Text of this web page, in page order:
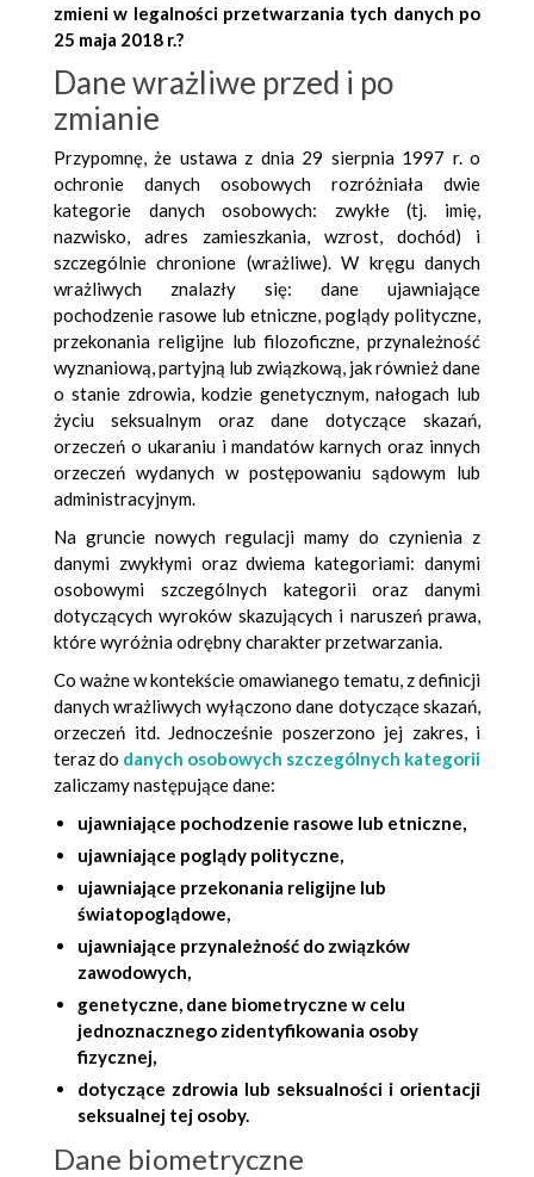
zmieni w legalności przetwarzania tych danych po
25 maja 2018 r.?
Dane wrażliwe przed i po
zmianie
Przypomnę, że ustawa z dnia 29 sierpnia 1997 r. o
ochronie danych osobowych rozróżniała dwie
kategorie danych osobowych: zwykłe (tj. imię,
nazwisko, adres zamieszkania, wzrost, dochód) i
szczególnie chronione (wrażliwe). W kręgu danych
wrażliwych znalazły się: dane ujawniające
pochodzenie rasowe lub etniczne, poglądy polityczne,
przekonania religijne lub filozoficzne, przynależność
wyznaniową, partyjną lub związkową, jak również dane
o stanie zdrowia, kodzie genetycznym, nałogach lub
życiu seksualnym oraz dane dotyczące skazań,
orzeczeń o ukaraniu i mandatów karnych oraz innych
orzeczeń wydanych w postępowaniu sądowym lub
administracyjnym.
Na gruncie nowych regulacji mamy do czynienia z
danymi zwykłymi oraz dwiema kategoriami: danymi
osobowymi szczególnych kategorii oraz danymi
dotyczących wyroków skazujących i naruszeń prawa,
które wyróżnia odrębny charakter przetwarzania.
Co ważne w kontekście omawianego tematu, z definicji
danych wrażliwych wyłączono dane dotyczące skazań,
orzeczeń itd. Jednocześnie poszerzono jej zakres, i
teraz do danych osobowych szczególnych kategorii
zaliczamy następujące dane:
ujawniające pochodzenie rasowe lub etniczne,
ujawniające poglądy polityczne,
ujawniające przekonania religijne lub
światopoglądowe,
ujawniające przynależność do związków
zawodowych,
genetyczne, dane biometryczne w celu
jednoznacznego zidentyfikowania osoby
fizycznej,
dotyczące zdrowia lub seksualności i orientacji
seksualnej tej osoby.
Dane biometryczne